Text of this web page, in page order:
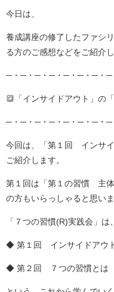
今日は、
養成講座の修了したファシ
る方のご感想などをご紹介し
─・─・─・─・─・─・─・─
🔳「インサイドアウト」の
─・─・─・─・─・─・─・─
今回は、「第１回 インサ
ご紹介します。
第１回は「第１の習慣 主
の方もいらっしゃると思いま
「７つの習慣(R)実践会」は
◆ 第１回 インサイドアウ
◆ 第２回 ７つの習慣とは